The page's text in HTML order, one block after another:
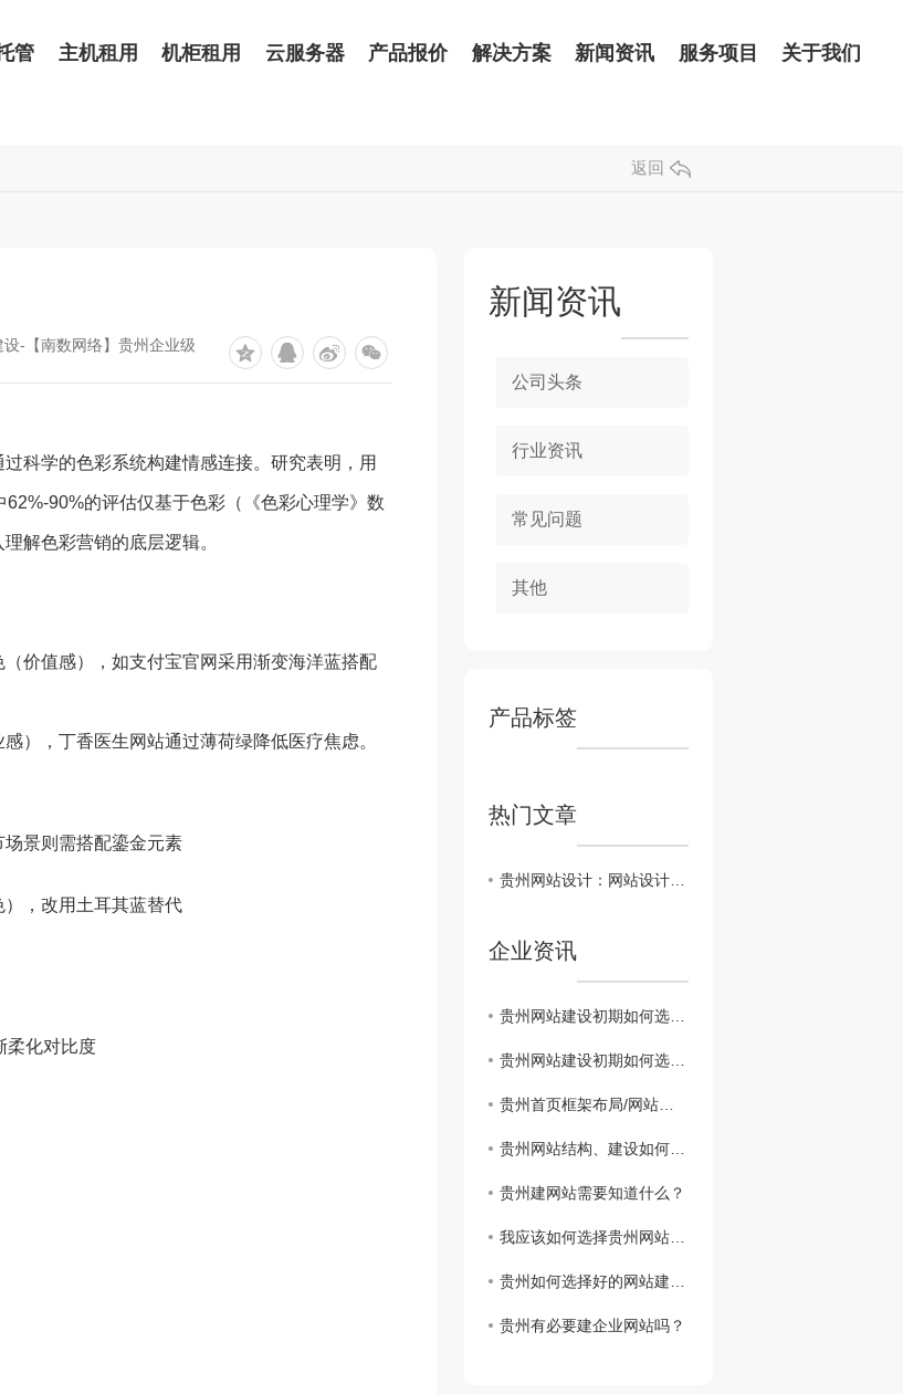
管 主机租用 机柜租用 云服务器 产品报价 解决方案 新闻资讯 服务项目 关于我们
返回
-【南数网络】贵州企业级
过科学的色彩系统构建情感连接。研究表明，用
90%的评估仅基于色彩（《色彩心理学》数
解色彩营销的底层逻辑。
价值感），如支付宝官网采用渐变海洋蓝搭配
），丁香医生网站通过薄荷绿降低医疗焦虑。
景则需搭配鎏金元素
，改用土耳其蓝替代
柔化对比度
新闻资讯
公司头条
行业资讯
常见问题
其他
产品标签
热门文章
贵州网站设计：网站设计色彩密码
企业资讯
贵州网站建设初期如何选择域名
贵州网站建设初期如何选择域名
贵州首页框架布局/网站建设思路
贵州网站结构、建设如何实现网站设计
贵州建网站需要知道什么？
我应该如何选择贵州网站虚拟主机？
贵州如何选择好的网站建设公司？
贵州有必要建企业网站吗？